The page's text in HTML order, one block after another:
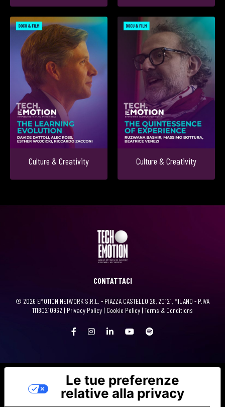
Culture & Creativity Culture & Creativity
CONTATTACI
© 2026 EMOTION NETWORK S.R.L. - PIAZZA CASTELLO 28, 20121, MILANO - P.IVA
11180210962 | Privacy Policy | Cookie Policy | Terms & Conditions
Le tue preferenze
relative alla privacy